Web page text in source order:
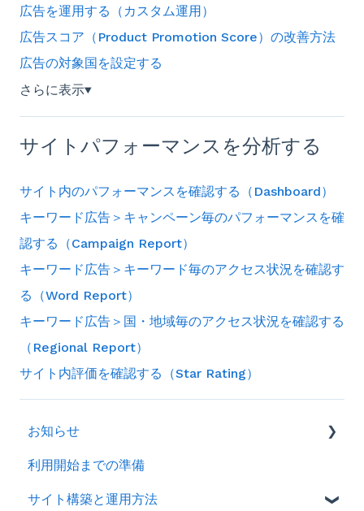
広告を運用する（カスタム運用）
広告スコア（Product Promotion Score）の改善方法
広告の対象国を設定する
さらに表示▼
サイトパフォーマンスを分析する
サイト内のパフォーマンスを確認する（Dashboard）
キーワード広告＞キャンペーン毎のパフォーマンスを確
認する（Campaign Report）
キーワード広告＞キーワード毎のアクセス状況を確認す
る（Word Report）
キーワード広告＞国・地域毎のアクセス状況を確認する
（Regional Report）
サイト内評価を確認する（Star Rating）
お知らせ
2026年
2025年
利用開始までの準備
サイト構築と運用方法